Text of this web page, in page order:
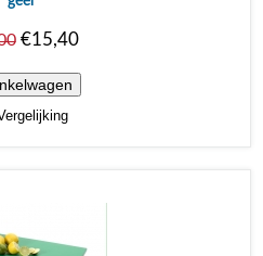
€15,40